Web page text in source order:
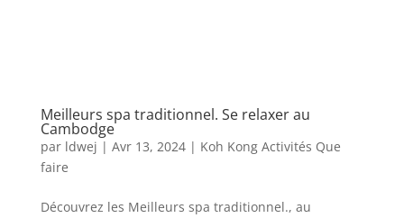
Meilleurs spa traditionnel. Se relaxer au
Cambodge
par ldwej | Avr 13, 2024| Koh Kong Activités Que
faire
Découvrez les Meilleurs spa traditionnel., au